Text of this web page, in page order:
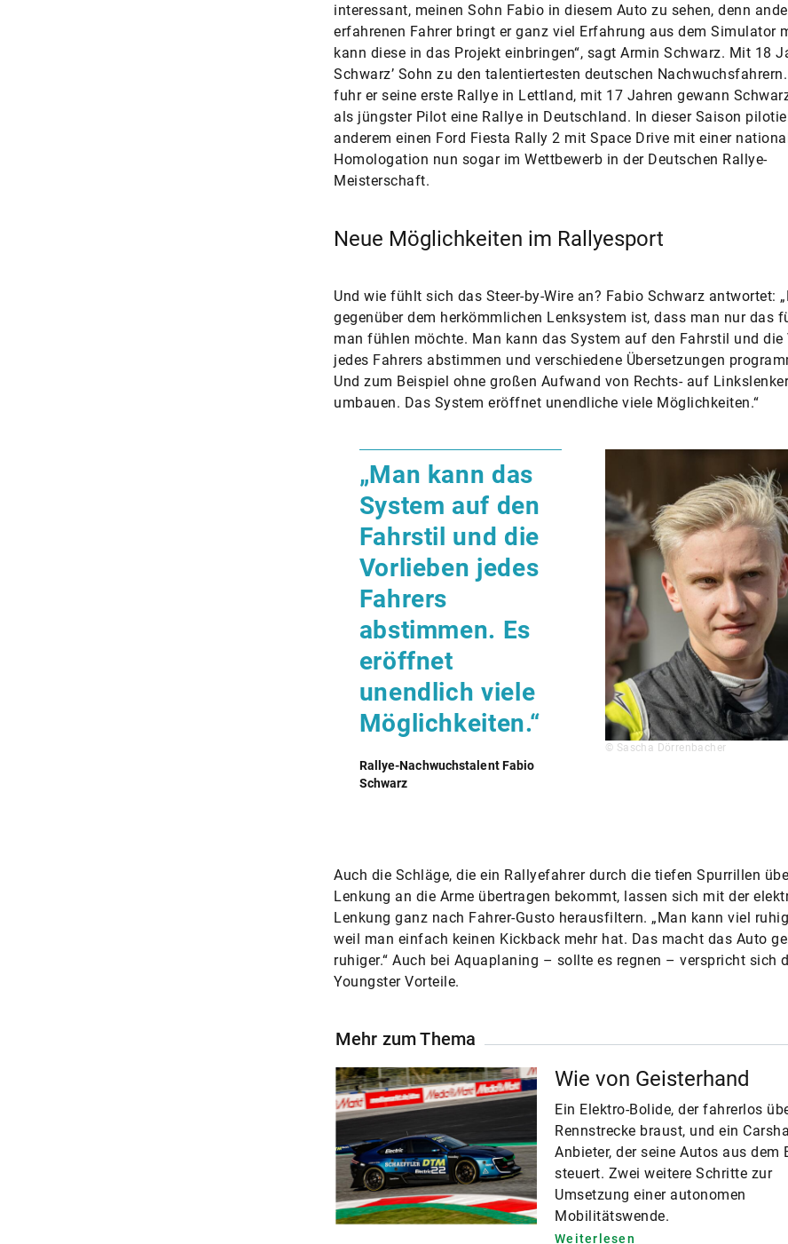
interessant, meinen Sohn Fabio in diesem Auto zu sehen, denn
erfahrenen Fahrer bringt er ganz viel Erfahrung aus dem Simulator
kann diese in das Projekt einbringen“, sagt Armin Schwarz. Mit 18
Schwarz’ Sohn zu den talentiertesten deutschen
fuhr er seine erste Rallye in Lettland, mit 17 Jahren gewann
als jüngster Pilot eine Rallye in Deutschland. In dieser Saison
anderem einen Ford Fiesta Rally 2 mit Space Drive mit einer
Homologation nun sogar im Wettbewerb in der Deutschen Rallye-
Meisterschaft.
Neue Möglichkeiten im Rallyesport
Und wie fühlt sich das Steer-by-Wire an? Fabio Schwarz antwortet:
gegenüber dem herkömmlichen Lenksystem ist, dass man nur das
man fühlen möchte. Man kann das System auf den Fahrstil und die
jedes Fahrers abstimmen und verschiedene Übersetzungen
Und zum Beispiel ohne großen Aufwand von Rechts- auf Linkslenker
umbauen. Das System eröffnet unendliche viele Möglichkeiten.“
„Man kann das
System auf den
Fahrstil und die
Vorlieben jedes
Fahrers
abstimmen. Es
eröffnet
unendlich viele
Möglichkeiten.“
Rallye-Nachwuchstalent Fabio
Schwarz
© Sascha Dörrenbacher
Auch die Schläge, die ein Rallyefahrer durch die tiefen Spurrillen
Lenkung an die Arme übertragen bekommt, lassen sich mit der
Lenkung ganz nach Fahrer-Gusto herausfiltern. „Man kann viel
weil man einfach keinen Kickback mehr hat. Das macht das Auto
ruhiger.“ Auch bei Aquaplaning – sollte es regnen – verspricht sich
Youngster Vorteile.
Mehr zum Thema
Wie von Geisterhand
Ein Elektro-Bolide, der fahrerlos
Rennstrecke braust, und ein
Anbieter, der seine Autos aus dem
steuert. Zwei weitere Schritte zur
Umsetzung einer autonomen
Mobilitätswende.
Weiterlesen